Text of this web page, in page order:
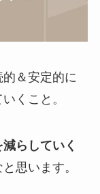
＆安定的に
くこと。
らしていく
思います。